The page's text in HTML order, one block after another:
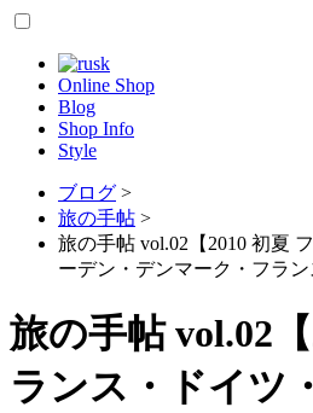
Online Shop
Blog
Shop Info
Style
ブログ >
旅の手帖 >
旅の手帖 vol.02【2010 初夏
ーデン・デンマーク・フラン
旅の手帖 vol.02
ランス・ドイツ